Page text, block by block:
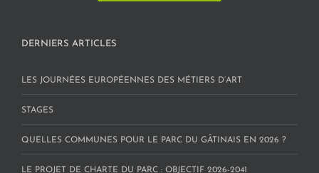
DERNIERS ARTICLES
LES JOURNÉES EUROPÉENNES DES MÉTIERS D’ART
STAGES
QUELLES COMMUNES POUR LE PARC DU GÂTINAIS EN 2026 ?
LE PROJET DE CHARTE DU PARC : OBJECTIF 2026-2041